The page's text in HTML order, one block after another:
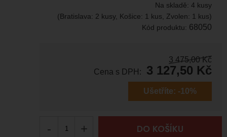
Na skladě: 4 kusy
(Bratislava: 2 kusy, Košice: 1 kus, Zvolen: 1 kus)
Kód produktu: 68050
3 475,00 Kč
Cena s DPH:
3 127,50 Kč
Ušetříte: -10%
- + DO KOŠÍKU